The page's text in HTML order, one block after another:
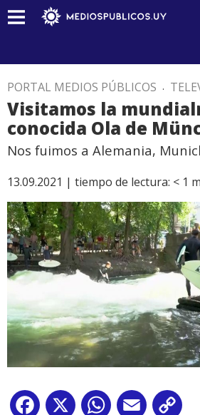
PORTAL MEDIOS PÚBLICOS .
Visitamos la
conocida Ola de
Nos fuimos a Alemania,
13.09.2021 | tiempo de lectura: < 1
Facebook
X WhatsApp
Email